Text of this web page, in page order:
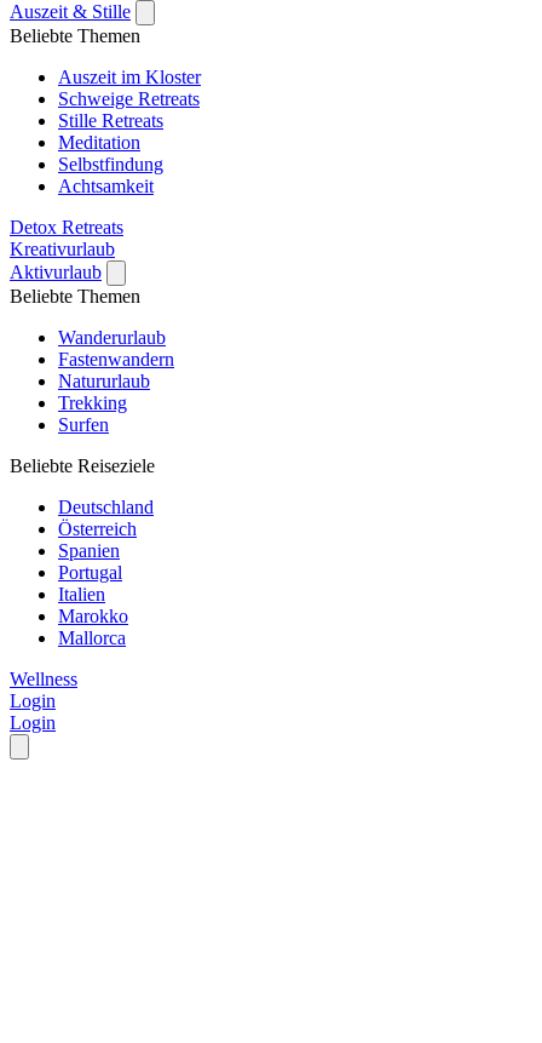
Auszeit & Stille
Beliebte Themen
Auszeit im Kloster
Schweige Retreats
Stille Retreats
Meditation
Selbstfindung
Achtsamkeit
Detox Retreats
Kreativurlaub
Aktivurlaub
Beliebte Themen
Wanderurlaub
Fastenwandern
Natururlaub
Trekking
Surfen
Beliebte Reiseziele
Deutschland
Österreich
Spanien
Portugal
Italien
Marokko
Mallorca
Wellness
Login
Login